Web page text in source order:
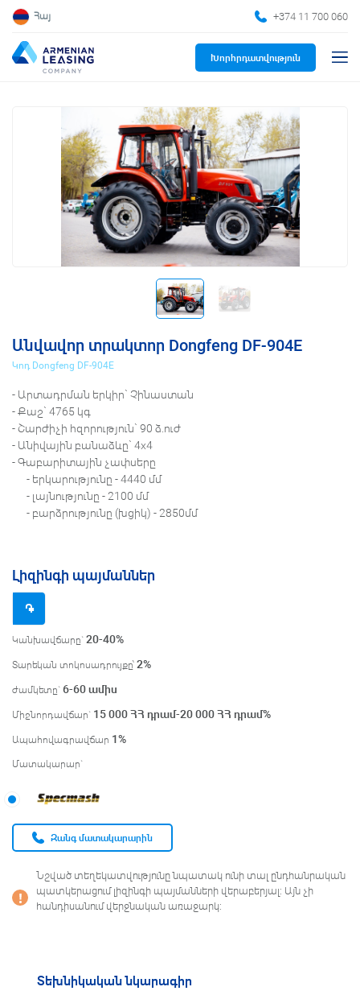
Հայ +374 11 700 060
Խորհրդատվություն
Անվավոր տրակտոր Dongfeng DF-904E
Կոդ Dongfeng DF-904E
- Արտադրման երկիր` Չինաստան
- Քաշ` 4765 կգ
- Շարժիչի հզորություն` 90 ձ.ուժ
- Անիվային բանաձևը` 4x4
- Գաբարիտային չափսերը
- երկարությունը - 4440 մմ
- լայնությունը - 2100 մմ
- բարձրությունը (խցիկ) - 2850մմ
Լիզինգի պայմաններ
֌
Կանխավճարը`20-40%
Տարեկան տոկոսադրույքը՝2%
ժամկետը`6-60ամիս
Միջնորդավճար` 15 000 ՀՀ դրամ-20 000 ՀՀ դրամ%
Ապահովագրավճար 1%
Մատակարար`
Զանգ մատակարարին
Նշված տեղեկատվությունը նպատակ ունի տալ ընդհանրական
պատկերացում լիզինգի պայմանների վերաբերյալ։ Այն չի
հանդիսանում վերջնական առաջարկ։
Տեխնիկական նկարագիր